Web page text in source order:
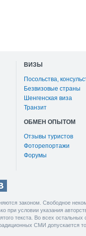
ВИЗЫ
Посольства,
Безвизовые страны
Шенгенская виза
Транзит
ОБМЕН ОПЫТОМ
Отзывы туристов
Фоторепортажи
Форумы
законом. Свободное
при условии указания
текста. Во всех
СМИ допускается